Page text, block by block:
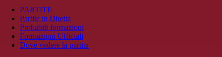
PARTITE
Partite in Diretta
Probabili formazioni
Formazioni Ufficiali
Dove vedere la partita